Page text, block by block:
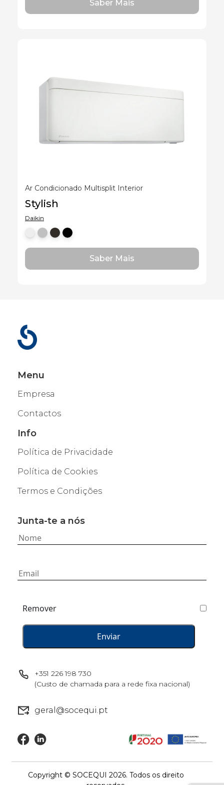
Saber Mais
Ar Condicionado Multisplit Interior
Stylish
Daikin
Saber Mais
Menu
Empresa
Contactos
Info
Política de Privacidade
Política de Cookies
Termos e Condições
Junta-te a nós
Remover
+351 226 198 730
(Custo de chamada para a rede fixa nacional)
geral@socequi.pt
Copyright © SOCEQUI 2026. Todos os direito